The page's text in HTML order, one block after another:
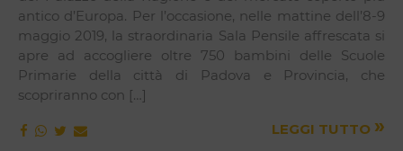
antico d’Europa. Per l’occasione, nelle mattine dell’8-9
maggio 2019, la straordinaria Sala Pensile affrescata si
apre ad accogliere oltre 750 bambini delle Scuole
Primarie della città di Padova e Provincia, che
scopriranno con […]
LEGGI TUTTO »